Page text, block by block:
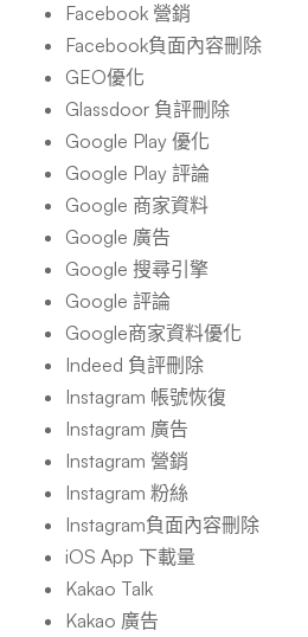
Facebook 營銷
Facebook負面內容刪除
GEO優化
Glassdoor 負評刪除
Google Play 優化
Google Play 評論
Google 商家資料
Google 廣告
Google 搜尋引擎
Google 評論
Google商家資料優化
Indeed 負評刪除
Instagram 帳號恢復
Instagram 廣告
Instagram 營銷
Instagram 粉絲
Instagram負面內容刪除
iOS App 下載量
Kakao Talk
Kakao 廣告